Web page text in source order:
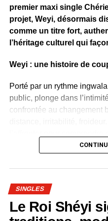
artiste originaire de la
livrent une chanson qui
culturelle et l’attachement
WhatsApp
premier maxi single
projet, Weyi, désormais
comme un titre fort,
l’héritage culturel qui
Weyi : une histoire de
Porté par un rythme
public, plonge dans
confrontée au changement
Dans ce morceau, elle
rappelant à son conjoint de
alors un message universel
communication et la
Avec ce titre, Carine Mirly
SINGLES
Le Roi Shéyi